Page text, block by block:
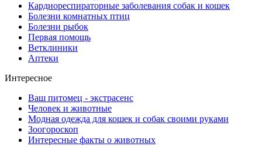
Кардиореспираторные заболевания собак и кошек
Болезни комнатных птиц
Болезни рыбок
Первая помощь
Ветклиники
Аптеки
Интересное
Ваш питомец - экстрасенс
Человек и животные
Модная одежда для кошек и собак своими руками
Зоогороскоп
Интересные факты о животных